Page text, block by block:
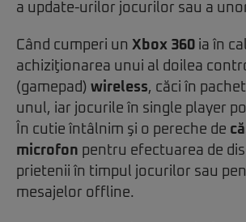
a update-urilor jocurilor sau a
Când cumperi un Xbox 360 ia în
achiziţionarea unui al doilea
(gamepad) wireless, căci în
unul, iar jocurile în single player
În cutie întâlnim şi o pereche de
microfon pentru efectuarea de
prietenii în timpul jocurilor sau
mesajelor offline.